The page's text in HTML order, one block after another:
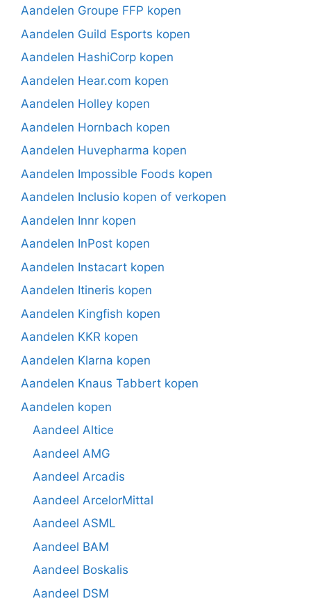
Aandelen Groupe FFP kopen
Aandelen Guild Esports kopen
Aandelen HashiCorp kopen
Aandelen Hear.com kopen
Aandelen Holley kopen
Aandelen Hornbach kopen
Aandelen Huvepharma kopen
Aandelen Impossible Foods kopen
Aandelen Inclusio kopen of verkopen
Aandelen Innr kopen
Aandelen InPost kopen
Aandelen Instacart kopen
Aandelen Itineris kopen
Aandelen Kingfish kopen
Aandelen KKR kopen
Aandelen Klarna kopen
Aandelen Knaus Tabbert kopen
Aandelen kopen
Aandeel Altice
Aandeel AMG
Aandeel Arcadis
Aandeel ArcelorMittal
Aandeel ASML
Aandeel BAM
Aandeel Boskalis
Aandeel DSM